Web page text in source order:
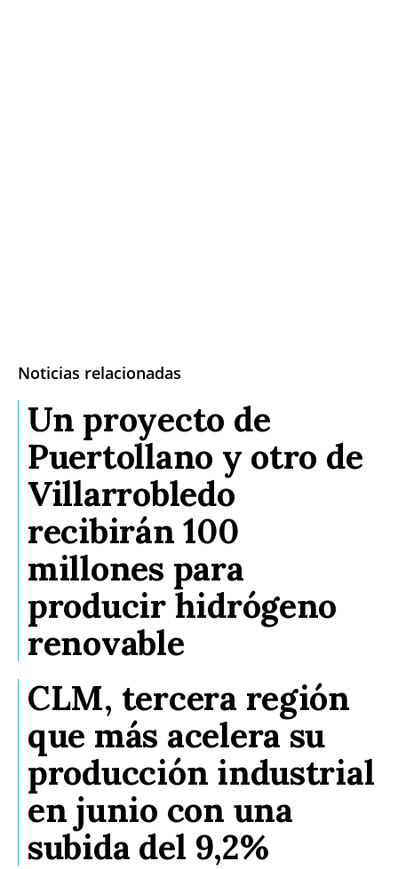
Noticias relacionadas
Un proyecto de
Puertollano y otro de
Villarrobledo
recibirán 100
millones para
producir hidrógeno
renovable
CLM, tercera región
que más acelera su
producción industrial
en junio con una
subida del 9,2%